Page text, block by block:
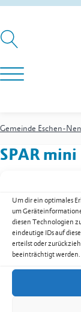
Um dir ein optimales
um
diesen Technologien
eindeutige IDs auf
erteilst oder
beeinträchtigt werden.
Gemeinde Eschen-
SPAR mini
Churer Strasse 32
9485Nendeln
Festnetz+423 370
E-Mail
Webwww.pfeger.li
Kontakt:Feger